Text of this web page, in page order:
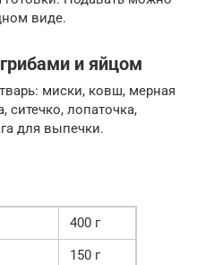
виде.
и яйцом
миски, ковш, мерная
ситечко, лопаточка,
для выпечки.
400 г
150 г